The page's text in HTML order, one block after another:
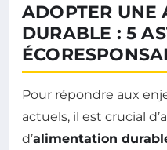
ADOPTER UNE
DURABLE : 5
Pour répondre aux
actuels, il est crucial
d’alimentation